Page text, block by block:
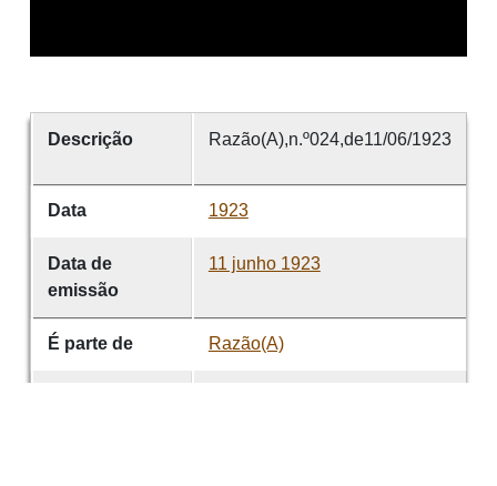
Descrição Razão(A),n.º024,de11/06/1923
Data 1923
Data de
emissão
11 junho 1923
É parte de Razão(A)